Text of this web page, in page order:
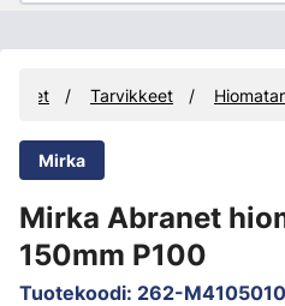
Tarvikkeet
Mirka
Mirka Abranet
150mm P100
Tuotekoodi: 262-M4105010